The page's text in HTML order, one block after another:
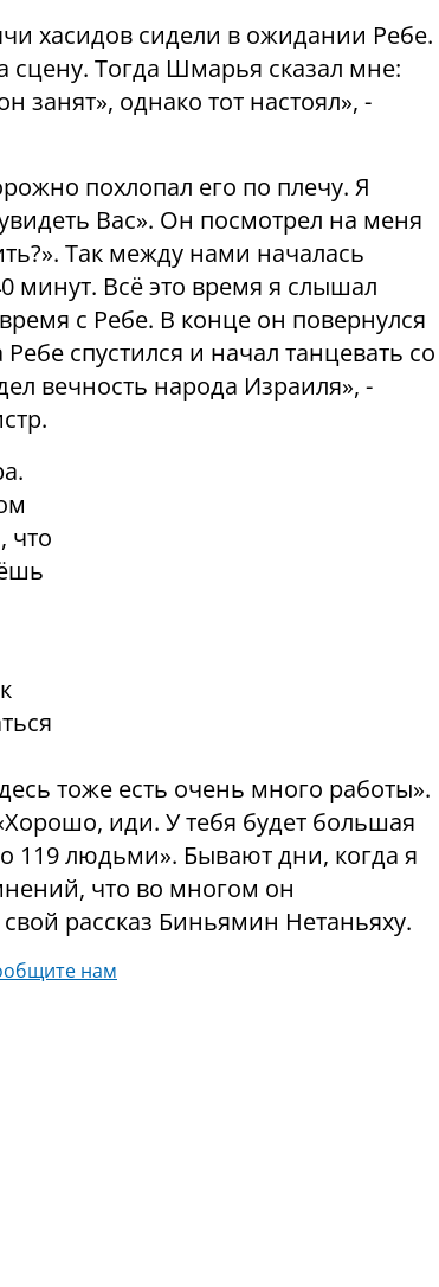
хасидов сидели в ожидании Ребе.
сцену. Тогда Шмарья сказал мне:
занят», однако тот настоял», -
похлопал его по плечу. Я
Вас». Он посмотрел на меня
Так между нами началась
минут. Всё это время я слышал
с Ребе. В конце он повернулся
спустился и начал танцевать со
вечность народа Израиля», -
что
тоже есть очень много работы».
иди. У тебя будет большая
119 людьми». Бывают дни, когда я
что во многом он
рассказ Биньямин Нетаньяху.
нам